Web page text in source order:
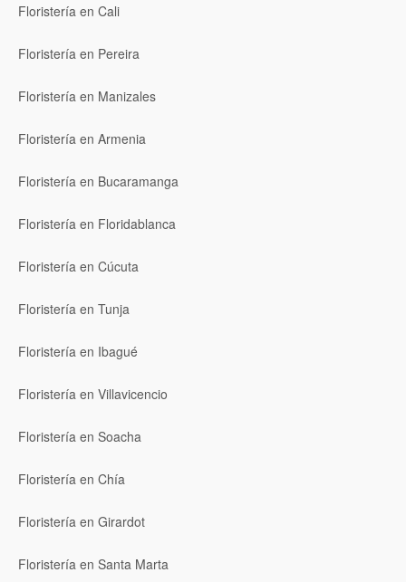
Floristería en Cali
Floristería en Pereira
Floristería en Manizales
Floristería en Armenia
Floristería en Bucaramanga
Floristería en Floridablanca
Floristería en Cúcuta
Floristería en Tunja
Floristería en Ibagué
Floristería en Villavicencio
Floristería en Soacha
Floristería en Chía
Floristería en Girardot
Floristería en Santa Marta